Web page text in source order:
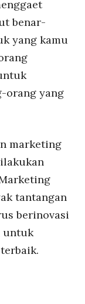
benar-
yang kamu
orang yang
marketing
tantangan
berinovasi
untuk